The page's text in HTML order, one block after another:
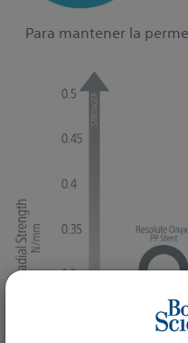
Para mantener la